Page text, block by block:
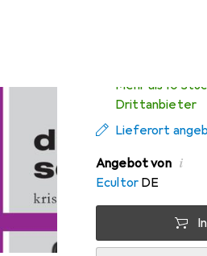
Mehr als 10
Drittanbieter
Lieferort
Angebot von i
Ecultor DE